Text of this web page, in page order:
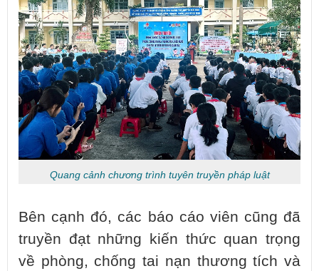
Quang cảnh chương trình tuyên truyền pháp luật
Bên cạnh đó, các báo cáo viên cũng đã
truyền đạt những kiến thức quan trọng
về phòng, chống tai nạn thương tích và